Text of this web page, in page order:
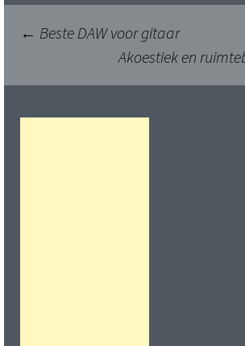
Berichtnavigatie
← Beste DAW voor gitaar
Akoestiek en